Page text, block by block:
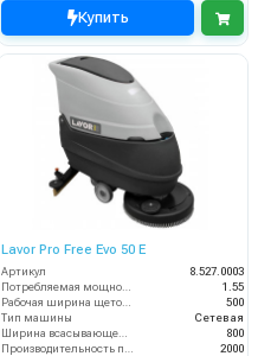
Купить
Lavor Pro Free Evo 50 E
Артикул
8.527.0003
1.55
500
Тип машины
Сетевая
800
2000